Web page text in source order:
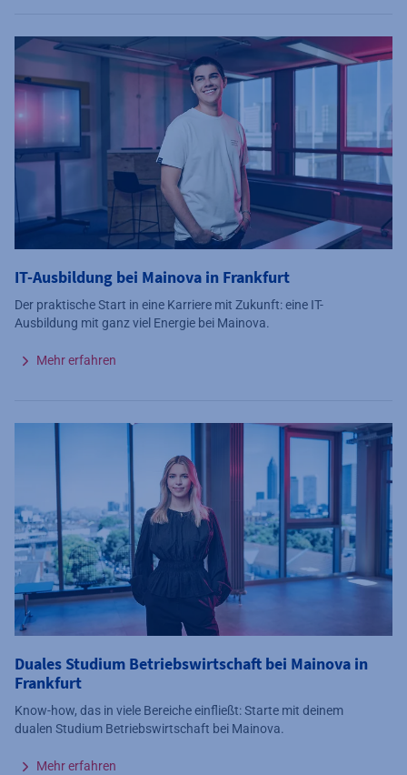
IT-Ausbildung bei Mainova in Frankfurt
Der praktische Start in eine Karriere mit Zukunft: eine IT-
Ausbildung mit ganz viel Energie bei Mainova.
Mehr erfahren
Duales Studium Betriebswirtschaft bei Mainova in
Frankfurt
Know-how, das in viele Bereiche einfließt: Starte mit deinem
dualen Studium Betriebswirtschaft bei Mainova.
Mehr erfahren